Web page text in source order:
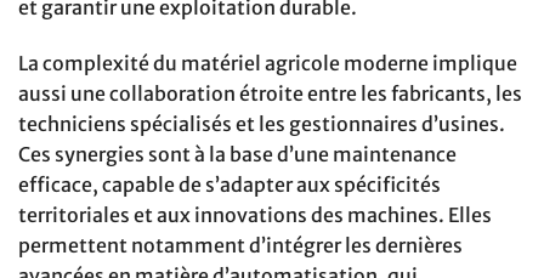
et garantir une exploitation durable.
La complexité du matériel agricole moderne implique
aussi une collaboration étroite entre les fabricants, les
techniciens spécialisés et les gestionnaires d’usines.
Ces synergies sont à la base d’une maintenance
efficace, capable de s’adapter aux spécificités
territoriales et aux innovations des machines. Elles
permettent notamment d’intégrer les dernières